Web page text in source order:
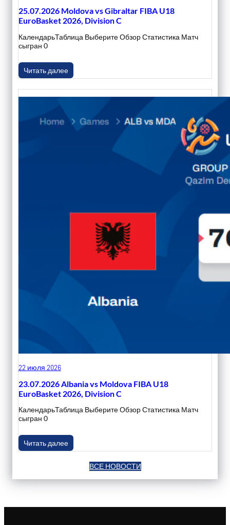
25.07.2026 Moldova vs Gibraltar FIBA U18
EuroBasket 2026, Division C
КалендарьТаблица Выберите Обзор Статистика Матч
сыгран 0
Читать далее
22 июля 2026
23.07.2026 Albania vs Moldova FIBA U18
EuroBasket 2026, Division C
КалендарьТаблица Выберите Обзор Статистика Матч
сыгран 0
Читать далее
ВСЕ НОВОСТИ